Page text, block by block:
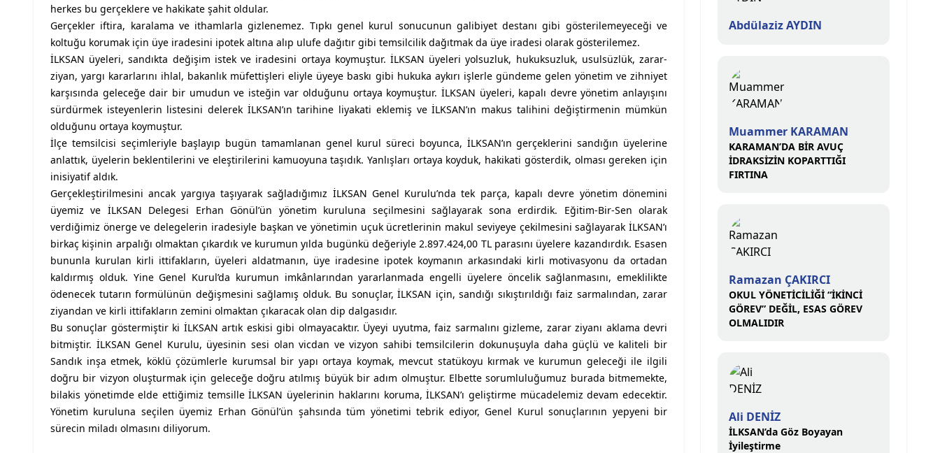
herkes bu gerçeklere ve hakikate şahit oldular.
Gerçekler iftira, karalama ve ithamlarla gizlenemez. Tıpkı genel kurul sonucunun galibiyet destanı gibi gösterilemeyeceği ve
koltuğu korumak için üye iradesini ipotek altına alıp ulufe dağıtır gibi temsilcilik dağıtmak da üye iradesi olarak gösterilemez.
İLKSAN üyeleri, sandıkta değişim istek ve iradesini ortaya koymuştur. İLKSAN üyeleri yolsuzluk, hukuksuzluk, usulsüzlük, zarar-
ziyan, yargı kararlarını ihlal, bakanlık müfettişleri eliyle üyeye baskı gibi hukuka aykırı işlerle gündeme gelen yönetim ve zihniyet
karşısında geleceğe dair bir umudun ve isteğin var olduğunu ortaya koymuştur. İLKSAN üyeleri, kapalı devre yönetim anlayışını
sürdürmek isteyenlerin listesini delerek İLKSAN’ın tarihine liyakati eklemiş ve İLKSAN’ın makus talihini değiştirmenin mümkün
olduğunu ortaya koymuştur.
İlçe temsilcisi seçimleriyle başlayıp bugün tamamlanan genel kurul süreci boyunca, İLKSAN’ın gerçeklerini sandığın üyelerine
anlattık, üyelerin beklentilerini ve eleştirilerini kamuoyuna taşıdık. Yanlışları ortaya koyduk, hakikati gösterdik, olması gereken için
inisiyatif aldık.
Gerçekleştirilmesini ancak yargıya taşıyarak sağladığımız İLKSAN Genel Kurulu’nda tek parça, kapalı devre yönetim dönemini
üyemiz ve İLKSAN Delegesi Erhan Gönül’ün yönetim kuruluna seçilmesini sağlayarak sona erdirdik. Eğitim-Bir-Sen olarak
verdiğimiz önerge ve delegelerin iradesiyle başkan ve yönetimin uçuk ücretlerinin makul seviyeye çekilmesini sağlayarak İLKSAN’ı
birkaç kişinin arpalığı olmaktan çıkardık ve kurumun yılda bugünkü değeriyle 2.897.424,00 TL parasını üyelere kazandırdık. Esasen
bununla kurulan kirli ittifakların, üyeleri aldatmanın, üye iradesine ipotek koymanın arkasındaki kirli motivasyonu da ortadan
kaldırmış olduk. Yine Genel Kurul’da kurumun imkânlarından yararlanmada engelli üyelere öncelik sağlanmasını, emeklilikte
ödenecek tutarın formülünün değişmesini sağlamış olduk. Bu sonuçlar, İLKSAN için, sandığı sıkıştırıldığı faiz sarmalından, zarar
ziyandan ve kirli ittifakların zemini olmaktan çıkaracak olan dip dalgasıdır.
Bu sonuçlar göstermiştir ki İLKSAN artık eskisi gibi olmayacaktır. Üyeyi uyutma, faiz sarmalını gizleme, zarar ziyanı aklama devri
bitmiştir. İLKSAN Genel Kurulu, üyesinin sesi olan vicdan ve vizyon sahibi temsilcilerin dokunuşuyla daha güçlü ve kaliteli bir
Sandık inşa etmek, köklü çözümlerle kurumsal bir yapı ortaya koymak, mevcut statükoyu kırmak ve kurumun geleceği ile ilgili
doğru bir vizyon oluşturmak için geleceğe doğru atılmış büyük bir adım olmuştur. Elbette sorumluluğumuz burada bitmemekte,
bilakis yönetimde elde ettiğimiz temsille İLKSAN üyelerinin haklarını koruma, İLKSAN’ı geliştirme mücadelemiz devam edecektir.
Yönetim kuruluna seçilen üyemiz Erhan Gönül’ün şahsında tüm yönetimi tebrik ediyor, Genel Kurul sonuçlarının yepyeni bir
sürecin miladı olmasını diliyorum.
Abdülaziz AYDIN
Muammer KARAMAN
KARAMAN’DA BİR AVUÇ
İDRAKSİZİN KOPARTTIĞI
FIRTINA
Ramazan ÇAKIRCI
OKUL YÖNETİCİLİĞİ “İKİNCİ
GÖREV” DEĞİL, ESAS GÖREV
OLMALIDIR
Ali DENİZ
İLKSAN’da Göz Boyayan
İyileştirme